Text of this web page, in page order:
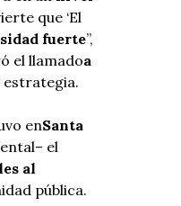
que ‘El
fuerte”,
el llamadoa
enSanta
el
al
pública.